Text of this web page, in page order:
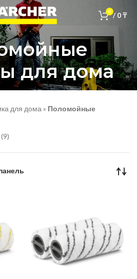
0 / 0₸
для дома
для дома » Поломойные